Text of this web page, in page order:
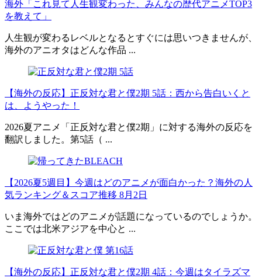
海外「これ見て人生観変わった、みんなの歴代アニメTOP3
を教えて」
人生観が変わるレベルとなるとすぐには思いつきませんが、
海外のアニオタはどんな作品 ...
【海外の反応】正反対な君と僕2期 5話：西から告白いくと
は、ようやった！
2026夏アニメ「正反対な君と僕2期」に対する海外の反応を
翻訳しました。第5話（ ...
【2026夏5週目】今週はどのアニメが面白かった？海外の人
気ランキング＆スコア推移 8月2日
いま海外ではどのアニメが話題になっているのでしょうか。
ここでは北米アジアを中心と ...
【海外の反応】正反対な君と僕2期 4話：今週はタイラズマ